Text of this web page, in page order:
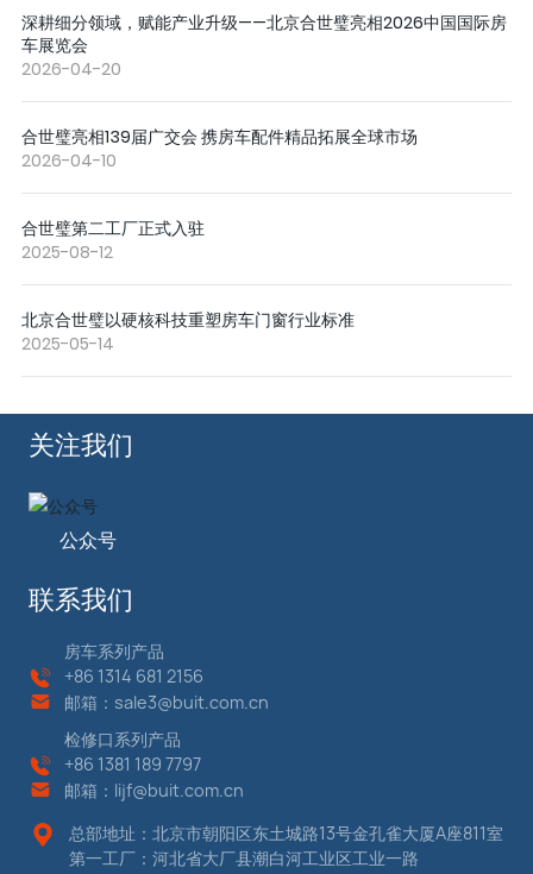
深耕细分领域，赋能产业升级——北京合世璧亮相2026中国国际房
车展览会
2026-04-20
合世璧亮相139届广交会 携房车配件精品拓展全球市场
2026-04-10
合世璧第二工厂正式入驻
2025-08-12
北京合世璧以硬核科技重塑房车门窗行业标准
2025-05-14
联系我们
房车系列产品
+86 1314 681 2156
邮箱： sale3@buit.com.cn
检修口系列产品
+86 1381 189 7797
邮箱： lijf@buit.com.cn
关注我们
公众号
总部地址：北京市朝阳区东土城路13号金孔雀大厦A座811室
第一工厂：河北省大厂县潮白河工业区工业一路